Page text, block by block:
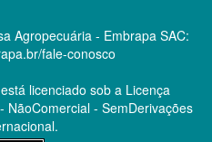
Agropecuária - Embrapa SAC:
fale-conosco
licenciado sob a Licença
NãoComercial - SemDerivações